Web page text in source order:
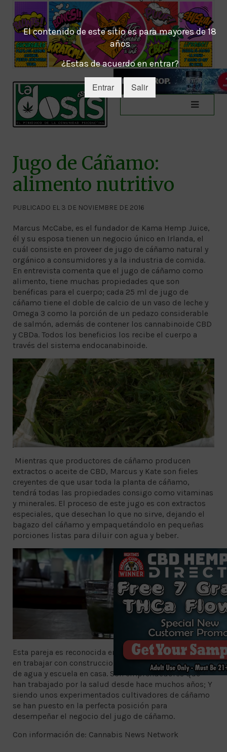
El contenido de este sitio es para mayores de 18
años
¿Estas de acuerdo en entrar?
Entrar Salir
Jugo de Cáñamo:
alimento nutritivo
PUBLICADO EL 3 DE NOVIEMBRE DE 2016
Marcus McCabe, es el fundador de Kama Hemp Juice,
él y su esposa tienen un negocio único en Irlanda, el
cuál consiste en proveer de jugo de cáñamo natural y
orgánico a consumidores y a la industria de comida.
En entrevista comenta que el jugo de cáñamo como
alimento, tiene muchas propiedades que son
benéficas para el cuerpo; cada 25 ml de jugo de
cáñamo tiene el doble de calcio de un vaso de leche y
Omega 3 como la porción de un pedazo considerable
de salmón, además de contener los cannabinoide CBD
y CBDa. Todos los beneficios los recibe el cuerpo a
través del sistema endocanabinoide.
Mientras que productores de cáñamo producen
extractos o aceite de CBD, Marcus y Kate son fieles
creyentes de que usar toda la planta de cáñamo,
tendrá todas las propiedades consigo como vitaminas
y minerales. El proceso de este jugo es con extractos
especiales, que desechan lo que no sirve, dejando el
bagazo del cáñamo y empaquetándolo en pequeñas
porciones listas para diluir con agua y beber.
Esta pareja es reconocida en Irlanda por ser pioneros
en trabajar con construcciones naturales, purificación
de agua y escuela en casa. Son emprendedores que
han trabajado por la salud desde hace muchos años; Y
siendo unos experimentados cultivadores de cáñamo
se han puesto en la perfecta posición para
desempeñar el negocio del jugo de cáñamo.
Con información de: Cannabis News Network